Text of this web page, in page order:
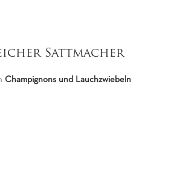
Sattmacher
Champignons und Lauchzwiebeln